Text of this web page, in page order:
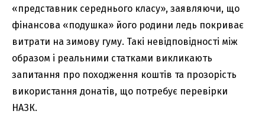
«представник середнього класу», заявляючи, що
фінансова «подушка» його родини ледь покриває
витрати на зимову гуму. Такі невідповідності між
образом і реальними статками викликають
запитання про походження коштів та прозорість
використання донатів, що потребує перевірки
НАЗК.